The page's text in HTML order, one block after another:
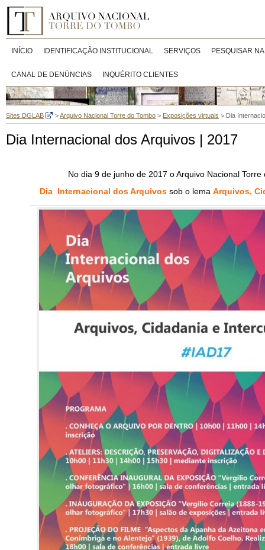
INÍCIO IDENTIFICAÇÃO INSTITUCIONAL SERVIÇOS PESQUISAR
CANAL DE DENÚNCIAS INQUÉRITO CLIENTES
Sites DGLAB >Arquivo Nacional Torre do Tombo > Exposições virtuais > Dia
Dia Internacional dos Arquivos | 2017
No dia 9 de junho de 2017 o Arquivo Nacional
Dia Internacional dos Arquivos sob o lemaArquivos,